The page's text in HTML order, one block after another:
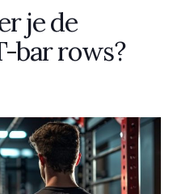
je de
bar rows?